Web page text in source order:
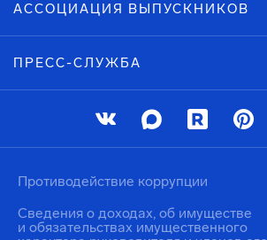
АССОЦИАЦИЯ ВЫПУСКНИКОВ
ПРЕСС-СЛУЖБА
Противодействие коррупции
Сведения о доходах, об имуществе
и обязательствах имущественного